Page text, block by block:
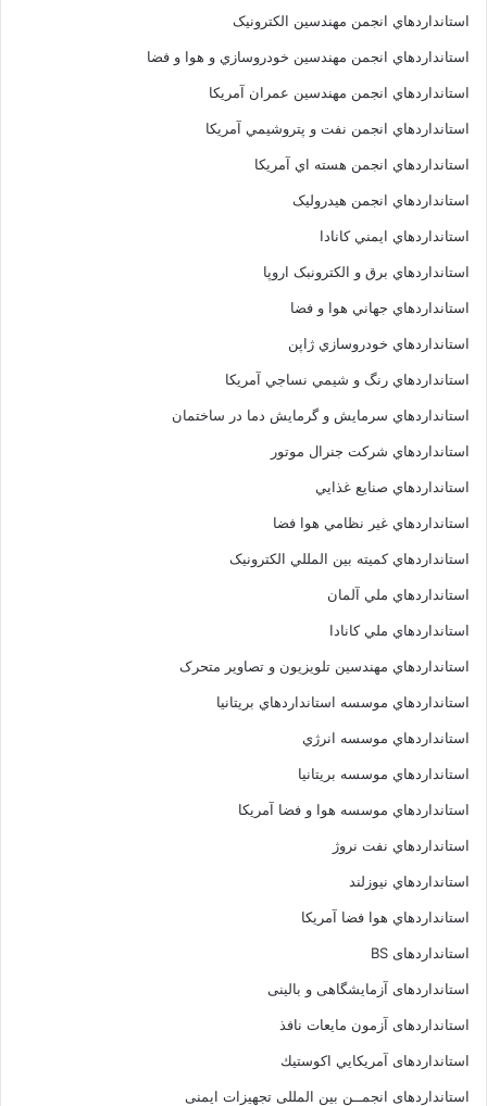
استانداردهاي انجمن مهندسين الکترونيک
استانداردهاي انجمن مهندسين خودروسازي و هوا و فضا
استانداردهاي انجمن مهندسين عمران آمريکا
استانداردهاي انجمن نفت و پتروشيمي آمريکا
استانداردهاي انجمن هسته اي آمريکا
استانداردهاي انجمن هيدروليک
استانداردهاي ايمني کانادا
استانداردهاي برق و الکترونبک اروپا
استانداردهاي جهاني هوا و فضا
استانداردهاي خودروسازي ژاپن
استانداردهاي رنگ و شيمي نساجي آمريکا
استانداردهاي سرمايش و گرمايش دما در ساختمان
استانداردهاي شرکت جنرال موتور
استانداردهاي صنايع غذايي
استانداردهاي غير نظامي هوا فضا
استانداردهاي کميته بين المللي الکترونيک
استانداردهاي ملي آلمان
استانداردهاي ملي کانادا
استانداردهاي مهندسين تلويزيون و تصاوير متحرک
استانداردهاي موسسه استانداردهاي بريتانيا
استانداردهاي موسسه انرژي
استانداردهاي موسسه بريتانيا
استانداردهاي موسسه هوا و فضا آمريکا
استانداردهاي نفت نروژ
استانداردهاي نيوزلند
استانداردهاي هوا فضا آمريکا
استانداردهای BS
استانداردهای آزمایشگاهی و بالینی
استانداردهای آزمون مایعات نافذ
استانداردهای آمريكايي اكوستيك
استانداردهای انجمــن بين المللى تجهيزات ايمنى